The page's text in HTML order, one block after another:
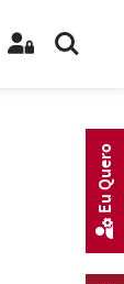
Eu Quero